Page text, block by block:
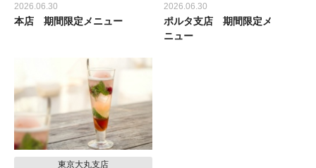
2026.06.30
本店 期間限定メニュー
2026.06.30
ポルタ支店 期間限定メ
ニュー
東京大丸支店